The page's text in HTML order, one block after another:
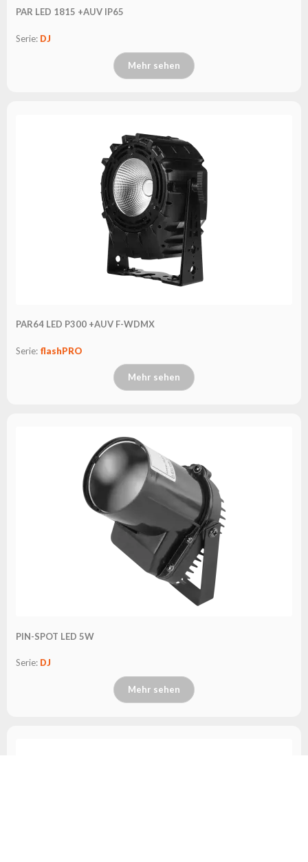
PAR LED 1815 +AUV IP65
Serie: DJ
Mehr sehen
PAR64 LED P300 +AUV F-WDMX
Serie: flashPRO
Mehr sehen
PIN-SPOT LED 5W
Serie: DJ
Mehr sehen